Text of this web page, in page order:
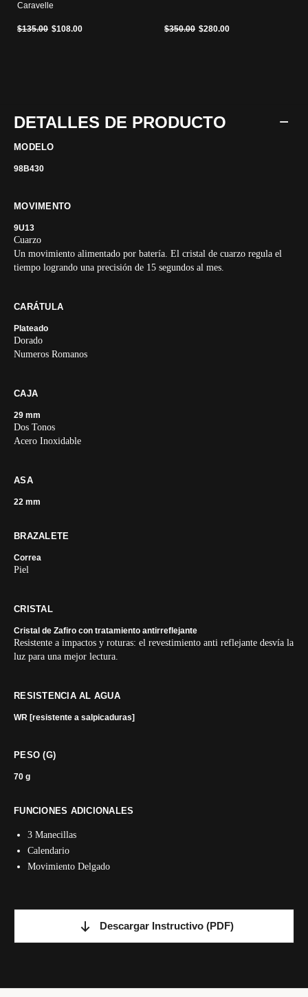
Caravelle
Precio reducido de
$135.00a$108.00 Precio reducido de
$350.00a$280.00
DETALLES DE PRODUCTO
MODELO
98B430
MOVIMENTO
9U13
Cuarzo
Un movimiento alimentado por batería. El cristal de cuarzo regula el
tiempo logrando una precisión de 15 segundos al mes.
CARÁTULA
Plateado
Dorado
Numeros Romanos
CAJA
29 mm
Dos Tonos
Acero Inoxidable
ASA
22 mm
BRAZALETE
Correa
Piel
CRISTAL
Cristal de Zafiro con tratamiento antirreflejante
Resistente a impactos y roturas: el revestimiento anti reflejante desvía la
luz para una mejor lectura.
RESISTENCIA AL AGUA
WR [resistente a salpicaduras]
PESO (G)
70 g
FUNCIONES ADICIONALES
3 Manecillas
Calendario
Movimiento Delgado
Descargar Instructivo (PDF)